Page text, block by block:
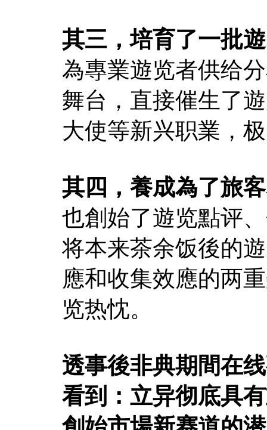
其三，培育了一批
為專業遊览者供给
舞台，直接催生了
大使等新兴职業，
其四，養成為了旅
也創始了遊览點评
将本来茶余饭後的
應和收集效應的两
览热忱。
透事後非典期間在
看到：立异彻底具